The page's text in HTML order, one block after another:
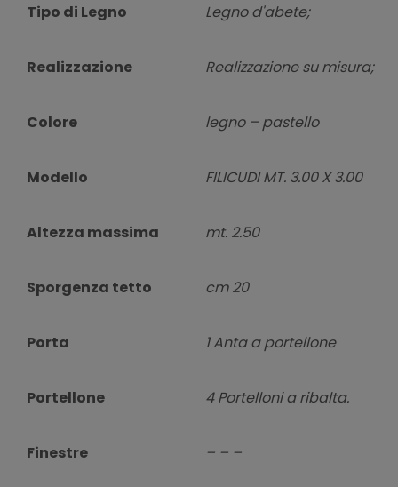
Tipo di Legno Legno d'abete;
Realizzazione Realizzazione su misura;
Colore legno – pastello
Modello FILICUDI MT. 3.00 X 3.00
Altezza massima mt. 2.50
Sporgenza tetto cm 20
Porta 1 Anta a portellone
Portellone 4 Portelloni a ribalta.
Finestre – – –